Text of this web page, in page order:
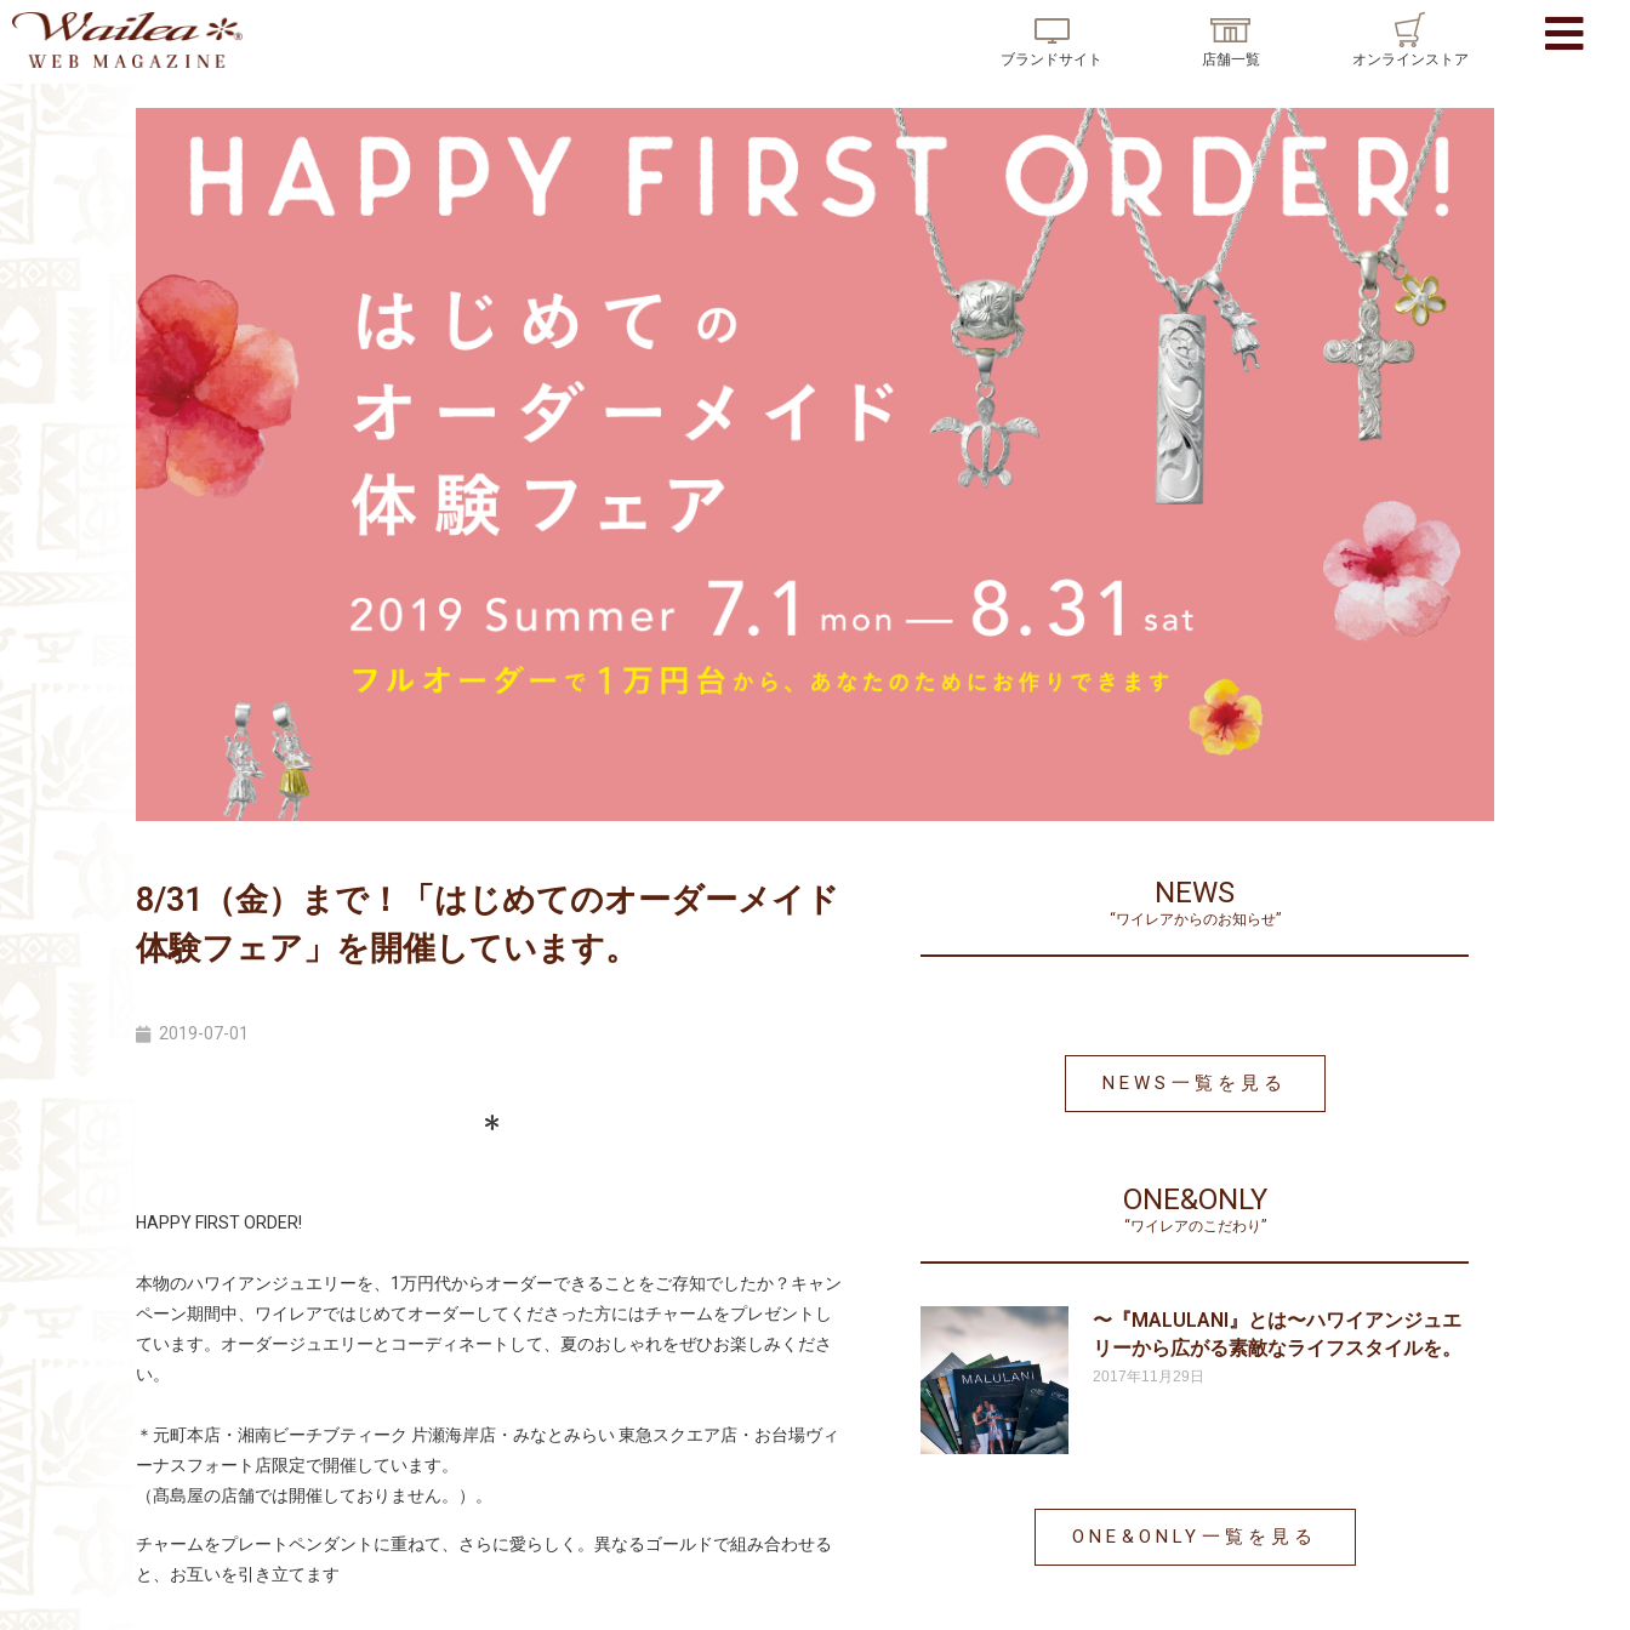
ブランドサイト 店舗一覧 オンラインストア
8/31（金）まで！「はじめてのオーダーメイド
体験フェア」を開催しています。
2019-07-01
*
HAPPY FIRST ORDER!
本物のハワイアンジュエリーを、1万円代からオーダーできることをご存知でしたか？キャン
ペーン期間中、ワイレアではじめてオーダーしてくださった方にはチャームをプレゼントし
ています。オーダージュエリーとコーディネートして、夏のおしゃれをぜひお楽しみくださ
い。
＊元町本店・湘南ビーチブティーク 片瀬海岸店・みなとみらい 東急スクエア店・お台場ヴィ
ーナスフォート店限定で開催しています。
（髙島屋の店舗では開催しておりません。）。
チャームをプレートペンダントに重ねて、さらに愛らしく。異なるゴールドで組み合わせる
と、お互いを引き立てます
NEWS
“ワイレアからのお知らせ”
NEWS一覧を見る
ONE&ONLY
“ワイレアのこだわり”
〜『MALULANI』とは〜ハワイアンジュエ
リーから広がる素敵なライフスタイルを。
2017年11月29日
ONE&ONLY一覧を見る